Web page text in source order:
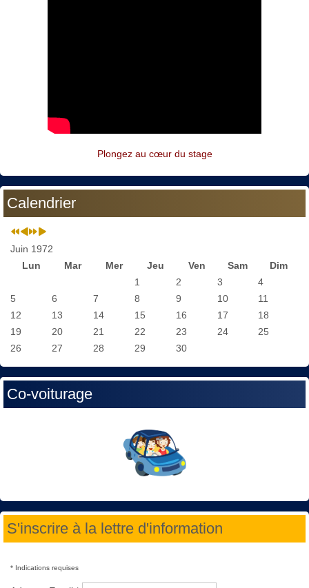
Plongez au cœur du stage
Calendrier
Juin 1972
Lun
Mar Mer Jeu Ven Sam
Dim
1
2 3
4
5
6 7 8 9 10
11
12
13 14 15 16 17
18
19
20 21 22 23 24
25
26
27 28 29 30
Co-voiturage
S'inscrire à la lettre d'information
* Indications requises